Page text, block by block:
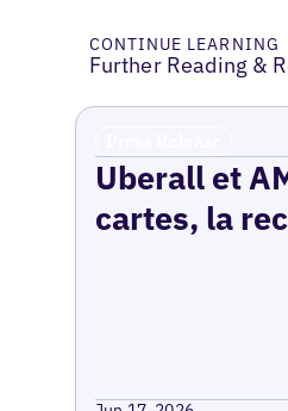
CONTINUE LEARNING
Further Reading &
Uberall et
cartes, la